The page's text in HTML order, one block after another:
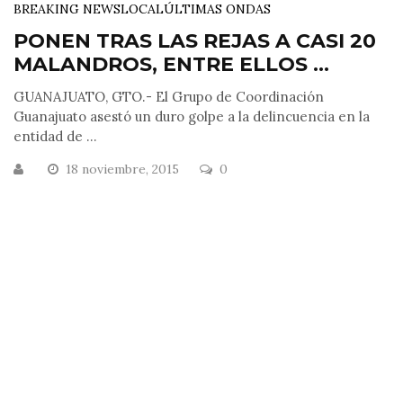
BREAKING NEWSLOCALÚLTIMAS ONDAS
PONEN TRAS LAS REJAS A CASI 20
MALANDROS, ENTRE ELLOS ...
GUANAJUATO, GTO.- El Grupo de Coordinación
Guanajuato asestó un duro golpe a la delincuencia en la
entidad de ...
18 noviembre, 2015 0